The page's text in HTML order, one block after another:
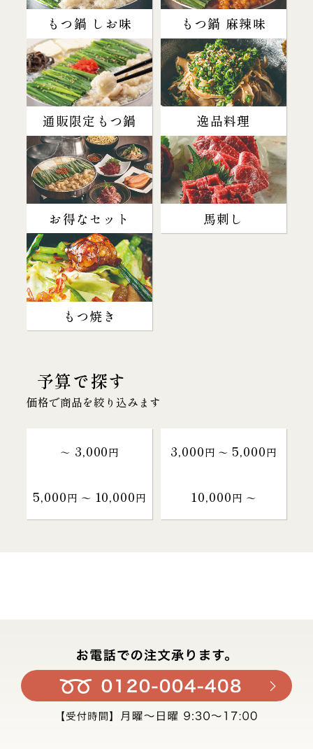
もつ鍋 しお味 もつ鍋 麻辣味
通販限定もつ鍋 逸品料理
お得なセット 馬刺し
もつ焼き
予算で探す
価格で商品を絞り込みます
～ 3,000円 3,000円 〜 5,000円
5,000円 〜 10,000円 10,000円 〜